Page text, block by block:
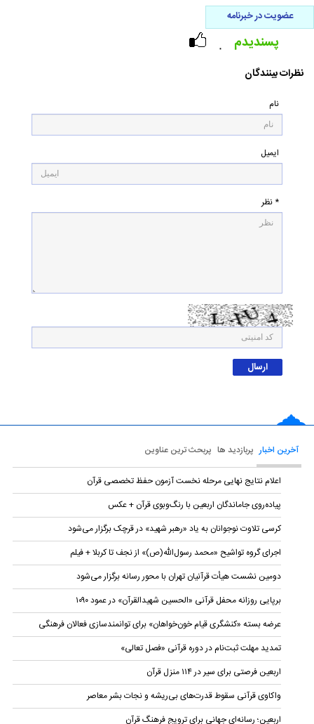
عضویت در خبرنامه
۰ پسندیدم
نظرات بینندگان
نام
ایمیل
* نظر
آخرین اخبار پربازدید ها پربحث ترین عناوین
اعلام نتایج نهایی مرحله نخست آزمون حفظ تخصصی قرآن
پیاده‌روی جاماندگان اربعین با رنگ‌وبوی قرآن + عکس
کرسی تلاوت نوجوانان به یاد «رهبر شهید» در قرچک برگزار می‌شود
اجرای گروه تواشیح «محمد رسول‌الله(ص)» از نجف تا کربلا + فیلم
دومین نشست هیأت قرآنیان تهران با محور رسانه برگزار می‌شود
برپایی روزانه محفل قرآنی «الحسین شهیدالقرآن» در عمود ۱۰۹۰
عرضه بسته «کنشگری قیام خون‌خواهان» برای توانمندسازی فعالان فرهنگی
تمدید مهلت ثبت‌نام در دوره قرآنی «فصل تعالی»
اربعین فرصتی برای سیر در ۱۱۴ منزل قرآن
واکاوی قرآنی سقوط قدرت‌های بی‌ریشه و نجات بشر معاصر
اربعین؛ رسانه‌ای جهانی برای ترویج فرهنگ قرآن